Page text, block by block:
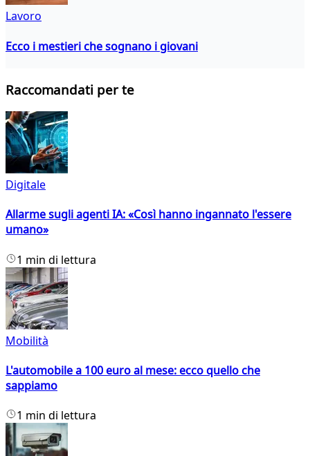
Lavoro
Ecco i mestieri che sognano i giovani
Raccomandati per te
Digitale
Allarme sugli agenti IA: «Così hanno ingannato l'essere
umano»
1 min di lettura
Mobilità
L'automobile a 100 euro al mese: ecco quello che
sappiamo
1 min di lettura